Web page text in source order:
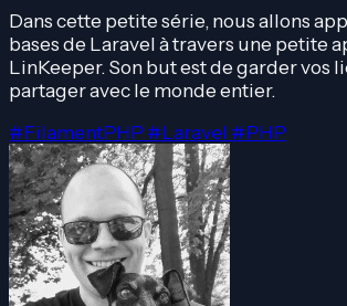
Dans cette petite série, nous allons
bases de Laravel à travers une petite
LinKeeper. Son but est de garder vos
partager avec le monde entier.
#FilamentPHP #Laravel #PHP